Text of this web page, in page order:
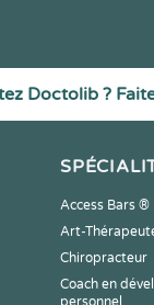
Doctolib ?
Access Bars ®
Art-
Chiropracteur
Coach en
personnel